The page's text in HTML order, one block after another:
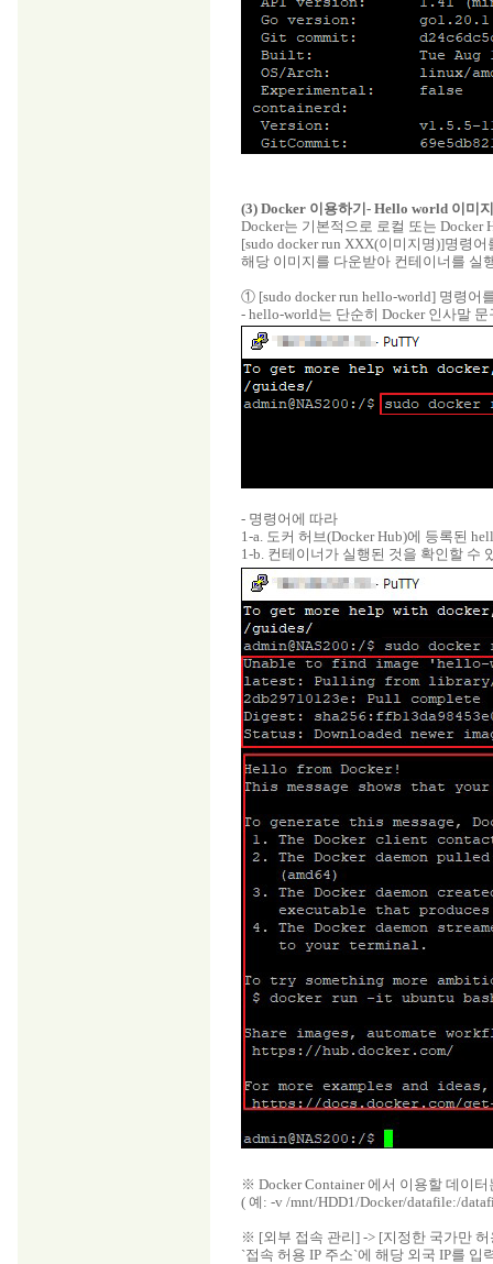
(3) Docker 이용하기- Hello world 이미
Docker는 기본적으로 로컬 또는
[sudo docker run XXX(이미지명)]명령
해당 이미지를 다운받아 컨테이너를 실
① [sudo docker run hello-world] 명령어
- hello-world는 단순히 Docker 인사말
- 명령어에 따라
1-a. 도커 허브(Docker Hub)에 등록된
1-b. 컨테이너가 실행된 것을 확인할 수
※ Docker Container 에서 이용할 데이
( 예: -v /mnt/HDD1/Docker/datafile:/
※ [외부 접속 관리] -> [지정한 국가만
`접속 허용 IP 주소`에 해당 외국 IP를 입